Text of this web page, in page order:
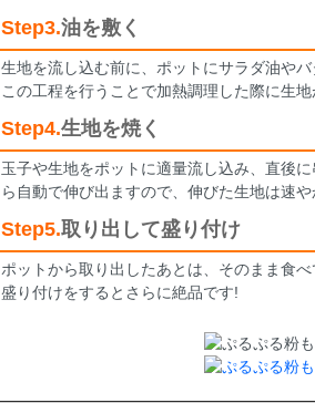
Step3.油を敷く
生地を流し込む前に、ポットにサラダ油や
この工程を行うことで加熱調理した際に生
Step4.生地を焼く
玉子や生地をポットに適量流し込み、直後
ら自動で伸び出ますので、伸びた生地は速や
Step5.取り出して盛り付け
ポットから取り出したあとは、そのまま食
盛り付けをするとさらに絶品です!